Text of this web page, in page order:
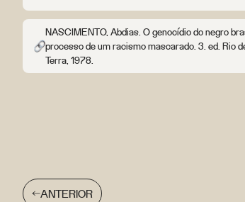
NASCIMENTO, Abdias. O genocídio do negro
processo de um racismo mascarado. 3. ed. Rio
Terra, 1978.
ANTERIOR